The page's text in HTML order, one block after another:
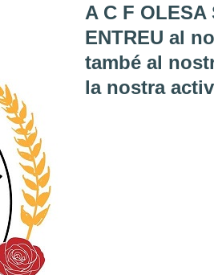
A C F OLESA
ENTREU al
també al
la nostra